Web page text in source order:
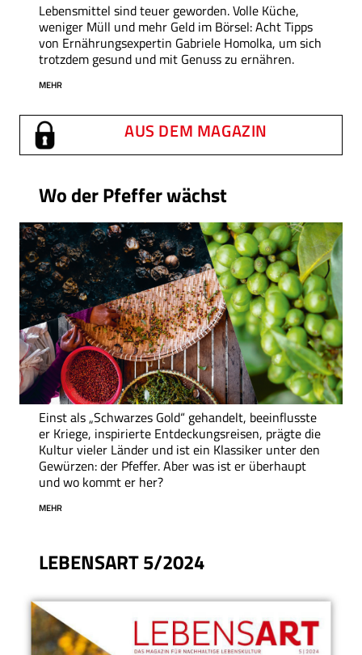
Lebensmittel sind teuer geworden. Volle Küche,
weniger Müll und mehr Geld im Börsel: Acht Tipps
von Ernährungsexpertin Gabriele Homolka, um sich
trotzdem gesund und mit Genuss zu ernähren.
MEHR
AUS DEM MAGAZIN
Wo der Pfeffer wächst
Einst als „Schwarzes Gold“ gehandelt, beeinflusste
er Kriege, inspirierte Entdeckungsreisen, prägte die
Kultur vieler Länder und ist ein Klassiker unter den
Gewürzen: der Pfeffer. Aber was ist er überhaupt
und wo kommt er her?
MEHR
LEBENSART 5/2024